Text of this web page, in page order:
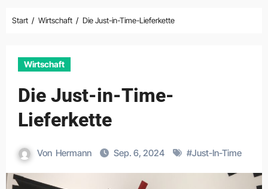
Start Wirtschaft Die Just-in-Time-Lieferkette
Wirtschaft
Die Just-in-Time-
Lieferkette
Von Hermann Sep. 6, 2024 #Just-In-Time